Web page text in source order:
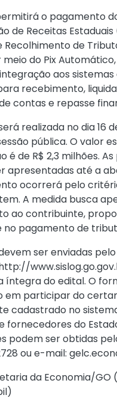
o pagamento
de Receitas Estaduais
Recolhimento de
meio do Pix
aos
recebimento,
contas e repasse
realizada no dia 16
pública. O valor
é de R$ 2,3 milhões.
apresentadas até a
ocorrerá pelo
A medida busca
ao contribuinte,
pagamento de
ser enviadas
íntegra do edital. O
em participar do
cadastrado no
fornecedores do
podem ser obtidas
ou e-mail:
da Economia/GO (
)